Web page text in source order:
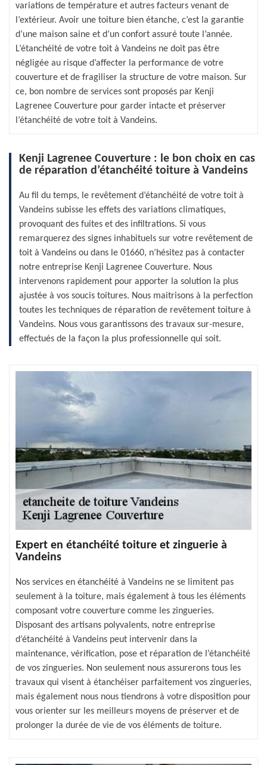
variations de température et autres facteurs venant de
l’extérieur. Avoir une toiture bien étanche, c’est la garantie
d’une maison saine et d’un confort assuré toute l’année.
L’étanchéité de votre toit à Vandeins ne doit pas être
négligée au risque d’affecter la performance de votre
couverture et de fragiliser la structure de votre maison. Sur
ce, bon nombre de services sont proposés par Kenji
Lagrenee Couverture pour garder intacte et préserver
l’étanchéité de votre toit à Vandeins.
Kenji Lagrenee Couverture : le bon choix en cas
de réparation d’étanchéité toiture à Vandeins
Au fil du temps, le revêtement d’étanchéité de votre toit à
Vandeins subisse les effets des variations climatiques,
provoquant des fuites et des infiltrations. Si vous
remarquerez des signes inhabituels sur votre revêtement de
toit à Vandeins ou dans le 01660, n’hésitez pas à contacter
notre entreprise Kenji Lagrenee Couverture. Nous
intervenons rapidement pour apporter la solution la plus
ajustée à vos soucis toitures. Nous maitrisons à la perfection
toutes les techniques de réparation de revêtement toiture à
Vandeins. Nous vous garantissons des travaux sur-mesure,
effectués de la façon la plus professionnelle qui soit.
Expert en étanchéité toiture et zinguerie à
Vandeins
Nos services en étanchéité à Vandeins ne se limitent pas
seulement à la toiture, mais également à tous les éléments
composant votre couverture comme les zingueries.
Disposant des artisans polyvalents, notre entreprise
d’étanchéité à Vandeins peut intervenir dans la
maintenance, vérification, pose et réparation de l’étanchéité
de vos zingueries. Non seulement nous assurerons tous les
travaux qui visent à étanchéiser parfaitement vos zingueries,
mais également nous nous tiendrons à votre disposition pour
vous orienter sur les meilleurs moyens de préserver et de
prolonger la durée de vie de vos éléments de toiture.